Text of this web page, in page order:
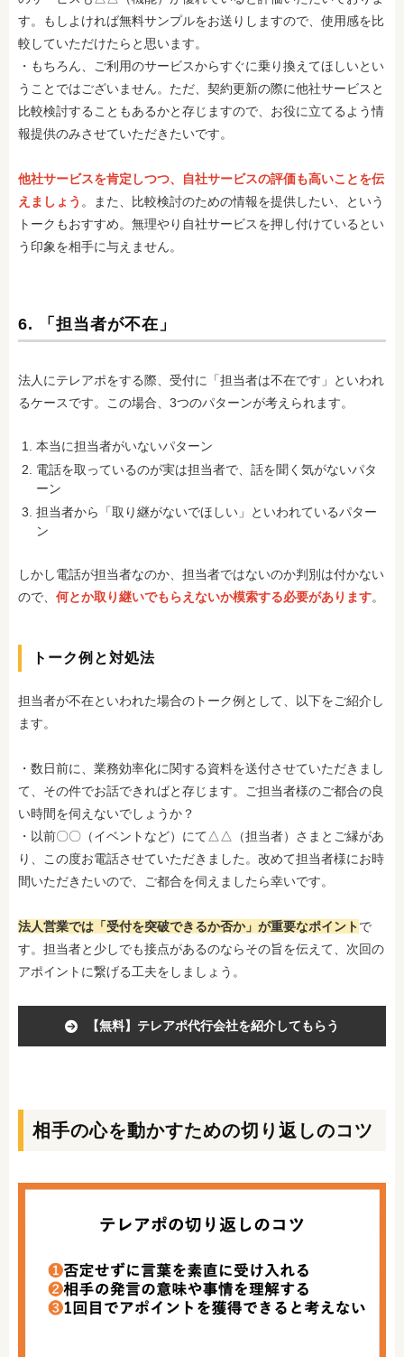
す。もしよければ無料サンプルをお送りしますので、使用感を比
較していただけたらと思います。
・もちろん、ご利用のサービスからすぐに乗り換えてほしいとい
うことではございません。ただ、契約更新の際に他社サービスと
比較検討することもあるかと存じますので、お役に立てるよう情
報提供のみさせていただきたいです。
他社サービスを肯定しつつ、自社サービスの評価も高いことを伝
えましょう 。また、比較検討のための情報を提供したい、という
トークもおすすめ。無理やり自社サービスを押し付けているとい
う印象を相手に与えません。
6. 「担当者が不在」
法人にテレアポをする際、受付に「担当者は不在です」といわれ
るケースです。この場合、3つのパターンが考えられます。
本当に担当者がいないパターン
電話を取っているのが実は担当者で、話を聞く気がないパタ
ーン
担当者から「取り継がないでほしい」といわれているパター
ン
しかし電話が担当者なのか、担当者ではないのか判別は付かない
ので、 何とか取り継いでもらえないか模索する必要があります。
トーク例と対処法
担当者が不在といわれた場合のトーク例として、以下をご紹介し
ます。
・数日前に、業務効率化に関する資料を送付させていただきまし
て、その件でお話できればと存じます。ご担当者様のご都合の良
い時間を伺えないでしょうか？
・以前〇〇（イベントなど）にて△△（担当者）さまとご縁があ
り、この度お電話させていただきました。改めて担当者様にお時
間いただきたいので、ご都合を伺えましたら幸いです。
法人営業では「受付を突破できるか否か」が重要なポイントで
す。担当者と少しでも接点があるのならその旨を伝えて、次回の
アポイントに繋げる工夫をしましょう。
【無料】テレアポ代行会社を紹介してもらう
相手の心を動かすための切り返しのコツ